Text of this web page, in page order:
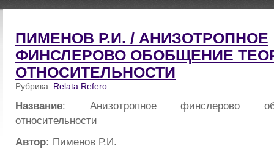
ПИМЕНОВ Р.И. / АНИЗОТРОПНОЕ
ФИНСЛЕРОВО ОБОБЩЕНИЕ
ОТНОСИТЕЛЬНОСТИ
Рубрика: Relata Refero
Название: Анизотропное финслерово
относительности
Автор: Пименов Р.И.